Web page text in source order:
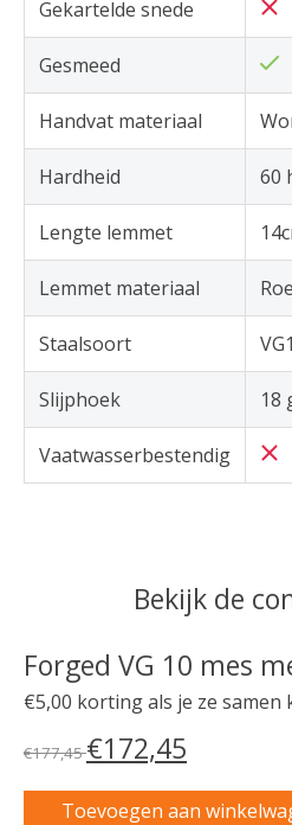
Gekartelde snede
Gesmeed
Handvat materiaal
Hardheid 60
Lengte lemmet
Lemmet materiaal
Staalsoort
Slijphoek 18
Vaatwasserbestendig
Bekijk de
Forged VG 10 mes
€5,00 korting als je ze samen
€177,45€172,45
Toevoegen aan